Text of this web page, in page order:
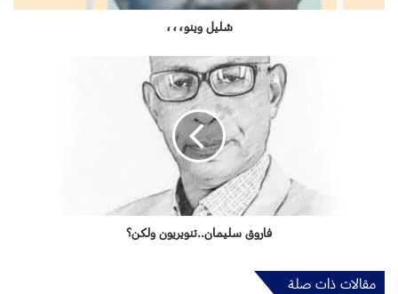
،
شليل وينو،،،
.
فاروق سليمان..تنويريون ولكن؟
مقالات ذات صلة